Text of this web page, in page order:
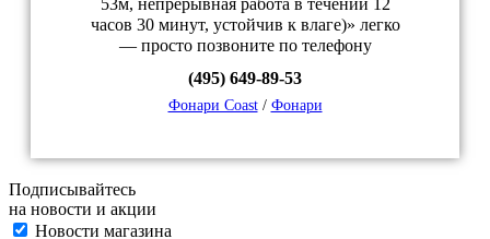
часов 30 минут, устойчив к влаге)» легко
— просто позвоните по телефону
(495) 649-89-53
Фонари Coast/ Фонари
Подписывайтесь
на новости и акции
Новости магазина